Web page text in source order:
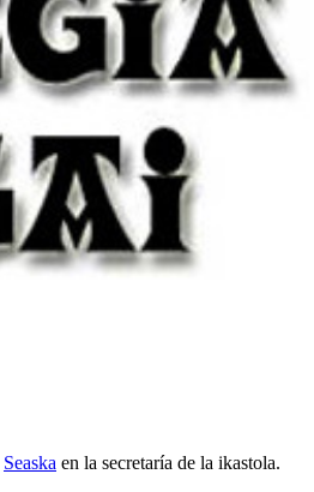
Seaska en la secretaría de la ikastola.